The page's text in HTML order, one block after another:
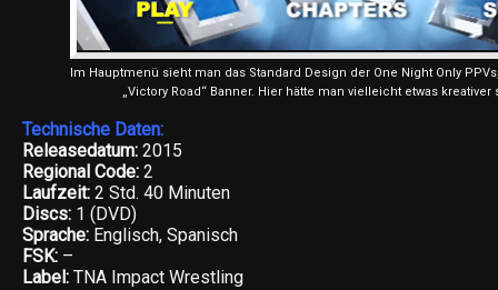
Im Hauptmenü sieht man das Standard Design der One Night Only
„Victory Road“ Banner. Hier hätte man vielleicht etwas
Technische Daten:
Releasedatum: 2015
Regional Code: 2
Laufzeit: 2 Std. 40 Minuten
Discs: 1 (DVD)
Sprache: Englisch, Spanisch
FSK: –
Label: TNA Impact Wrestling